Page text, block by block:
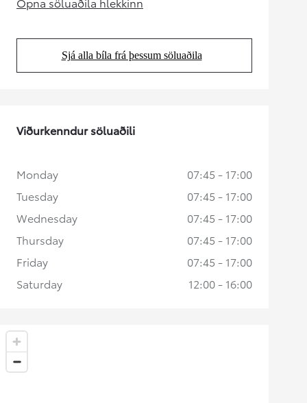
(Opens in new tab)
Sjá alla bíla frá þessum söluaðila
(Opens in new tab)
Viðurkenndur söluaðili
Monday
07:45 - 17:00
Tuesday
07:45 - 17:00
Wednesday
07:45 - 17:00
Thursday
07:45 - 17:00
Friday
07:45 - 17:00
Saturday
12:00 - 16:00